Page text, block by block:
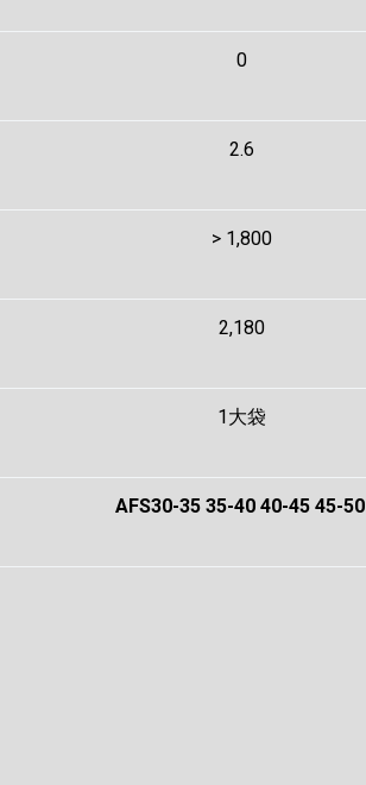
0
2.6
> 1,800
2,180
1大袋
AFS30-35 35-40 40-45 45-50